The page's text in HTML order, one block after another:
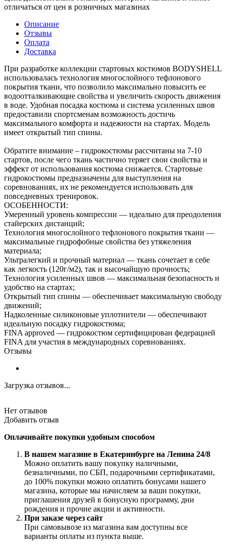
отличаться от цен в розничных магазинах
Описание
Отзывы
Оплата
Доставка
При разработке коллекции стартовых костюмов BODYSHELL
использовалась технология многослойного тефлонового
покрытия ткани, что позволило максимально повысить ее
водоотталкивающие свойства и увеличить скорость движения
в воде. Удобная посадка костюма и система усиленных швов
предоставили спортсменам возможность достичь
максимального комфорта и надежности на стартах. Модель
имеет открытый тип спины.
Обратите внимание – гидрокостюмы рассчитаны на 7-10
стартов, после чего ткань частично теряет свои свойства и
эффект от использования костюма снижается. Стартовые
гидрокостюмы предназначены для выступления на
соревнованиях, их не рекомендуется использовать для
повседневных тренировок.
ОСОБЕННОСТИ:
Умеренный уровень компрессии — идеально для преодоления
стайерских дистанций;
Технология многослойного тефлонового покрытия ткани —
максимальные гидрофобные свойства без утяжеления
материала;
Ультралегкий и прочный материал — ткань сочетает в себе
как легкость (120г/м2), так и высочайшую прочность;
Технология усиленных швов — максимальная безопасность и
удобство на стартах;
Открытый тип спины — обеспечивает максимальную свободу
движений;
Надколенные силиконовые уплотнители — обеспечивают
идеальную посадку гидрокостюма;
FINA approved — гидрокостюм сертифицирован федерацией
FINA для участия в международных соревнованиях.
Отзывы
Загрузка отзывов...
Нет отзывов
Добавить отзыв
Оплачивайте покупки удобным способом
В нашем магазине в Екатеринбурге на Ленина 24/8
Можно оплатить вашу покупку наличными,
безналичными, по СБП, подарочными сертификатами,
до 100% покупки можно оплатить бонусами нашего
магазина, которые мы начисляем за ваши покупки,
приглашения друзей в бонусную программу, дни
рождения и прочие акции и активности.
При заказе через сайт
При самовывозе из магазина вам доступны все
варианты оплаты из пункта выше.